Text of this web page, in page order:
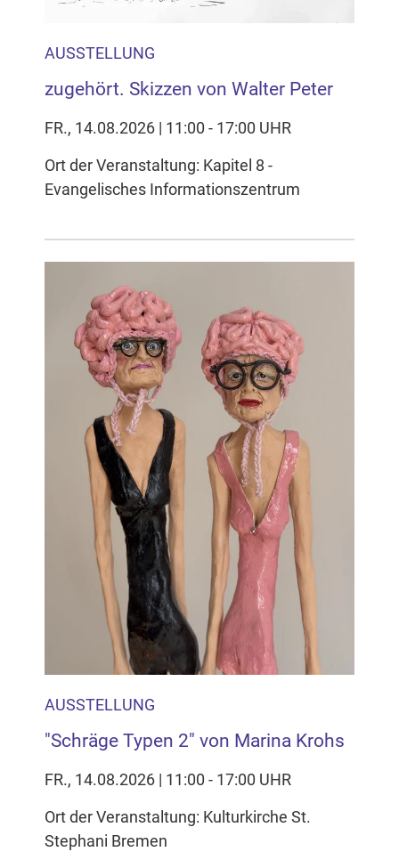
AUSSTELLUNG
zugehört. Skizzen von Walter Peter
FR., 14.08.2026 | 11:00 - 17:00 UHR
Ort der Veranstaltung: Kapitel 8 -
Evangelisches Informationszentrum
AUSSTELLUNG
"Schräge Typen 2" von Marina Krohs
FR., 14.08.2026 | 11:00 - 17:00 UHR
Ort der Veranstaltung: Kulturkirche St.
Stephani Bremen